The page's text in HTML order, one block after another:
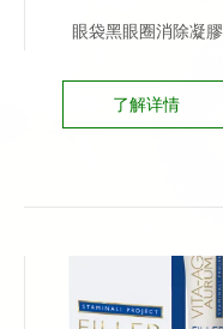
眼袋黑眼圈消除凝膠
了解详情